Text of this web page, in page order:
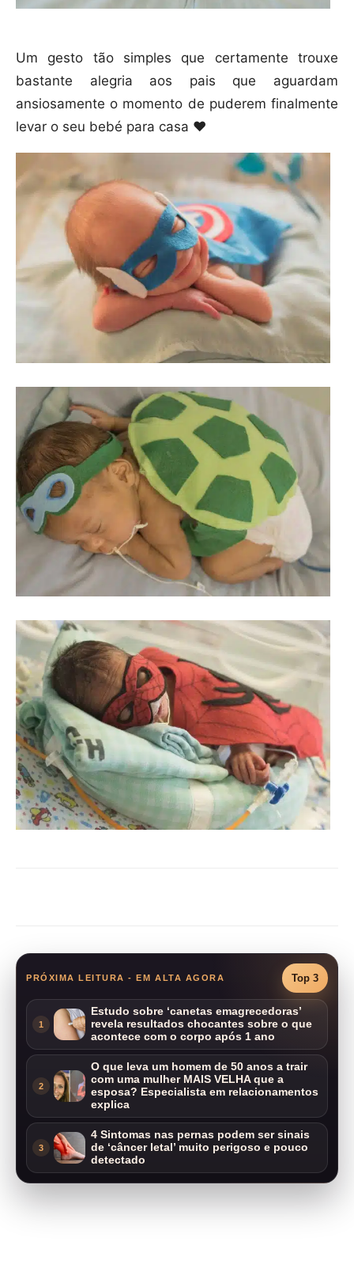
Um gesto tão simples que certamente trouxe
bastante alegria aos pais que aguardam
ansiosamente o momento de puderem finalmente
levar o seu bebé para casa ❤️
PRÓXIMA LEITURA - EM ALTA AGORA Top 3
1
Estudo sobre ‘canetas emagrecedoras’
revela resultados chocantes sobre o que
acontece com o corpo após 1 ano
2
O que leva um homem de 50 anos a trair
com uma mulher MAIS VELHA que a
esposa? Especialista em relacionamentos
explica
3
4 Sintomas nas pernas podem ser sinais
de ‘câncer letal’ muito perigoso e pouco
detectado